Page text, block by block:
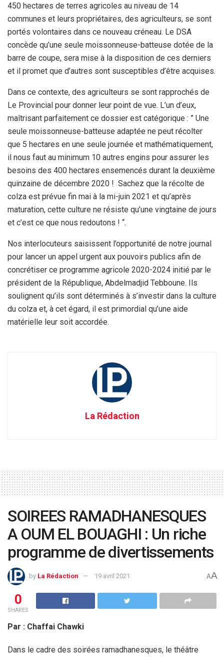
450 hectares de terres agricoles au niveau de 14
communes et leurs propriétaires, des agriculteurs, se sont
portés volontaires dans ce nouveau créneau. Le DSA
concède qu’une seule moissonneuse-batteuse dotée de la
barre de coupe, sera mise à la disposition de ces derniers
et il promet que d’autres sont susceptibles d’être acquises.
Dans ce contexte, des agriculteurs se sont rapprochés de
Le Provincial pour donner leur point de vue. L’un d’eux,
maîtrisant parfaitement ce dossier est catégorique : ” Une
seule moissonneuse-batteuse adaptée ne peut récolter
que 5 hectares en une seule journée et mathématiquement,
il nous faut au minimum 10 autres engins pour assurer les
besoins des 400 hectares ensemencés durant la deuxième
quinzaine de décembre 2020 ! Sachez que la récolte de
colza est prévue fin mai à la mi-juin 2021 et qu’après
maturation, cette culture ne résiste qu’une vingtaine de jours
et c’est ce que nous redoutons ! “.
Nos interlocuteurs saisissent l’opportunité de notre journal
pour lancer un appel urgent aux pouvoirs publics afin de
concrétiser ce programme agricole 2020-2024 initié par le
président de la République, Abdelmadjid Tebboune. Ils
soulignent qu’ils sont déterminés à s’investir dans la culture
du colza et, à cet égard, il est primordial qu’une aide
matérielle leur soit accordée.
La Rédaction
SOIREES RAMADHANESQUES
A OUM EL BOUAGHI : Un riche
programme de divertissements
by La Rédaction 19 avril 2021 AA
0
SHARES
Par : Chaffai Chawki
Dans le cadre des soirées ramadhanesques, le théâtre